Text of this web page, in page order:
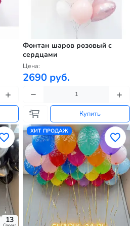
Фонтан шаров розовый с
сердцами
Цена:
2690 руб.
Купить
11
ХИТ ПРОДАЖ